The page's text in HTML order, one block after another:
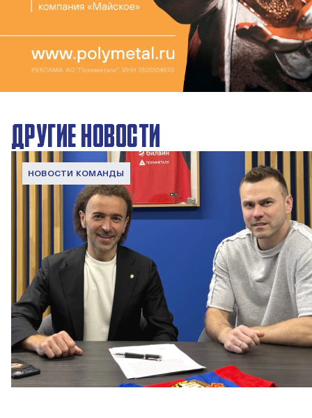
ДРУГИЕ НОВОСТИ
НОВОСТИ КОМАНДЫ
Капитан – с нами!
2 ИЮНЯ 2026 12:55